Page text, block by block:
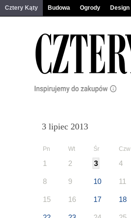
Cztery Kąty Budowa Ogrody Design
3 lipiec 2013
Pn Wt Śr Czw
1 2 3 4
8 9 10 11
15 16 17 18